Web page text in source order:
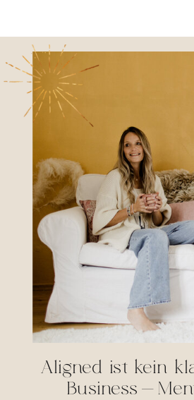
Aligned ist kein
Business-